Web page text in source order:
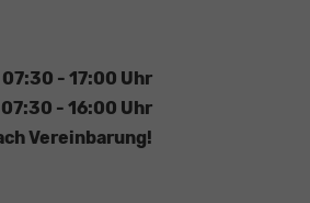
07:30 - 17:00 Uhr
07:30 - 16:00 Uhr
Vereinbarung!